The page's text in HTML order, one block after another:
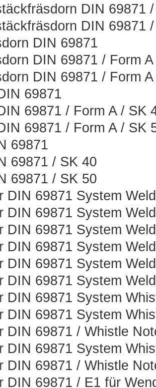
DIN 69871
DIN 69871
DIN 69871
DIN 69871 / Form
DIN 69871 / Form
69871
69871 / Form A / SK
69871 / Form A / SK
69871
69871 / SK 40
69871 / SK 50
DIN 69871 System
DIN 69871 System
DIN 69871 System
DIN 69871 System
DIN 69871 System
DIN 69871 System
DIN 69871 System
DIN 69871 System
DIN 69871 / Whistle
DIN 69871 System
DIN 69871 / Whistle
DIN 69871 / E1 für